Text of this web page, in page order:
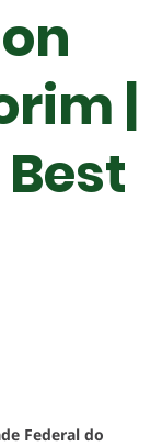
|
Federal do